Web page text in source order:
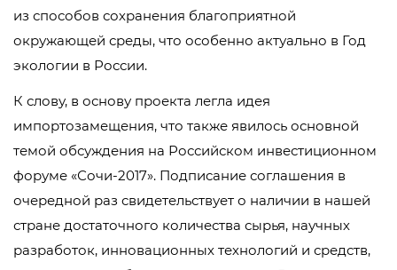
из способов сохранения благоприятной
окружающей среды, что особенно актуально в Год
экологии в России.
К слову, в основу проекта легла идея
импортозамещения, что также явилось основной
темой обсуждения на Российском инвестиционном
форуме «Сочи-2017». Подписание соглашения в
очередной раз свидетельствует о наличии в нашей
стране достаточного количества сырья, научных
разработок, инновационных технологий и средств,